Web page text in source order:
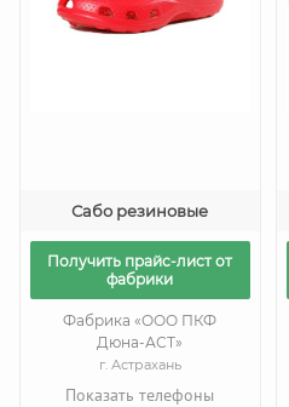
Сабо резиновые
Получить прайс-лист от
фабрики
Фабрика «ООО ПКФ
Дюна-АСТ»
г. Астрахань
Показать телефоны